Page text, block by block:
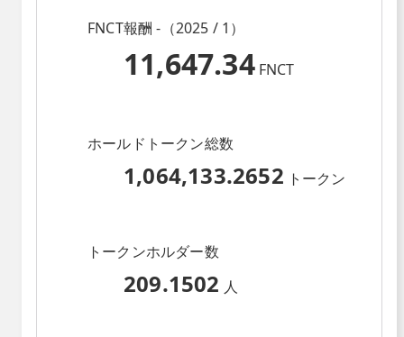
FNCT報酬 -（2025 / 1）
11,647.34 FNCT
ホールドトークン総数
1,064,133.2652 トークン
トークンホルダー数
209.1502 人